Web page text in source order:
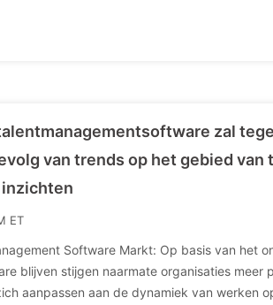
zal
van trends op het gebied
ET
Software Markt: Op basis van het
blijven stijgen naarmate organisaties
aanpassen aan de dynamiek van werken